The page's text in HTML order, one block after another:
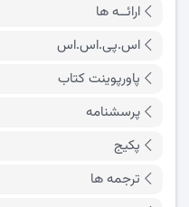
ارائــه ها
اس.پی.اس.اس
پاورپوینت کتاب
پرسشنامه
پکیج
ترجمه ها